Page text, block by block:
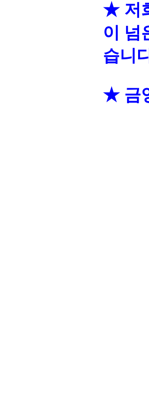
★ 저
이 넘
습니
★ 금